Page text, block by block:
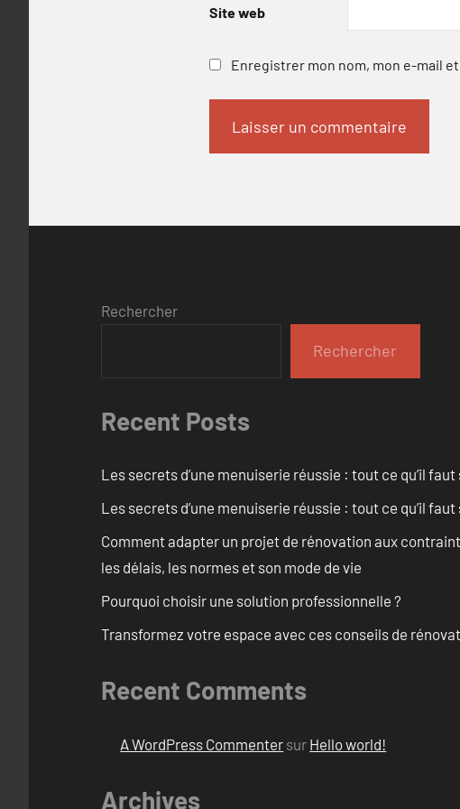
Site web
Enregistrer mon nom, mon e-mail
Rechercher
Rechercher
Recent Posts
Les secrets d’une menuiserie réussie : tout ce qu’il
Les secrets d’une menuiserie réussie : tout ce qu’il
Comment adapter un projet de rénovation aux
les délais, les normes et son mode de vie
Pourquoi choisir une solution professionnelle ?
Transformez votre espace avec ces conseils de
Recent Comments
A WordPress Commenter sur Hello world!
Archives